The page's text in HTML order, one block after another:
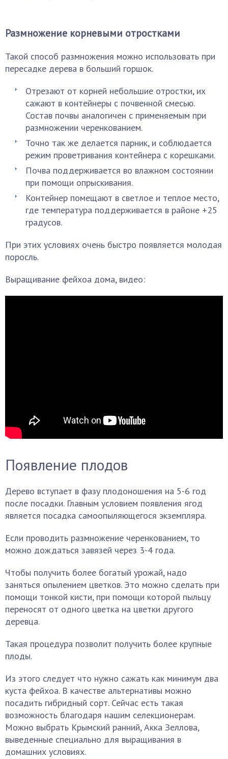
Размножение корневыми отростками
Такой способ размножения можно использовать при
пересадке дерева в больший горшок.
Отрезают от корней небольшие отростки, их
сажают в контейнеры с почвенной смесью.
Состав почвы аналогичен с применяемым при
размножении черенкованием.
Точно так же делается парник, и соблюдается
режим проветривания контейнера с корешками.
Почва поддерживается во влажном состоянии
при помощи опрыскивания.
Контейнер помещают в светлое и теплое место,
где температура поддерживается в районе +25
градусов.
При этих условиях очень быстро появляется молодая
поросль.
Выращивание фейхоа дома, видео:
Появление плодов
Дерево вступает в фазу плодоношения на 5-6 год
после посадки. Главным условием появления ягод
является посадка самоопыляющегося экземпляра.
Если проводить размножение черенкованием, то
можно дождаться завязей через 3-4 года.
Чтобы получить более богатый урожай, надо
заняться опылением цветков. Это можно сделать при
помощи тонкой кисти, при помощи которой пыльцу
переносят от одного цветка на цветки другого
деревца.
Такая процедура позволит получить более крупные
плоды.
Из этого следует что нужно сажать как минимум два
куста фейхоа. В качестве альтернативы можно
посадить гибридный сорт. Сейчас есть такая
возможность благодаря нашим селекционерам.
Можно выбрать Крымский ранний, Акка Зеллова,
выведенные специально для выращивания в
домашних условиях.